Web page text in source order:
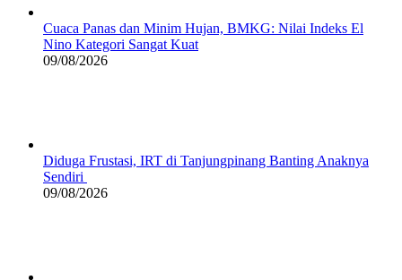
Cuaca Panas dan Minim Hujan, BMKG: Nilai Indeks El
Nino Kategori Sangat Kuat
09/08/2026
Diduga Frustasi, IRT di Tanjungpinang Banting Anaknya
Sendiri
09/08/2026